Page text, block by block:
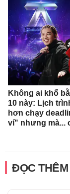
Không ai khổ
10 này: Lịch
hơn chạy
ví" nhưng mà...
ĐỌC THÊM